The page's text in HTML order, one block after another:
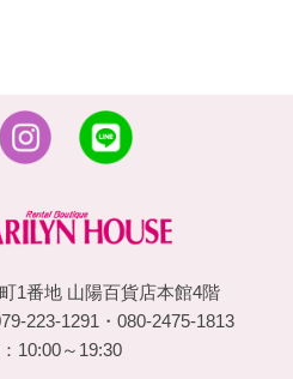
1番地 山陽百貨店本館4階
223-1291・080-2475-1813
10:00～19:30